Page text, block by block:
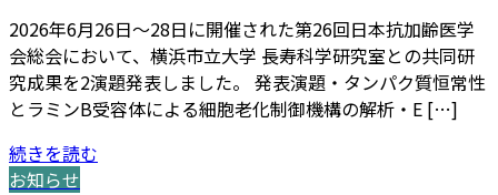
2026年6月26日〜28日に開催された第26回日本抗加齢医学
会総会において、横浜市立大学 長寿科学研究室との共同研
究成果を2演題発表しました。 発表演題・タンパク質恒常性
とラミンB受容体による細胞老化制御機構の解析・E […]
続きを読む
お知らせ